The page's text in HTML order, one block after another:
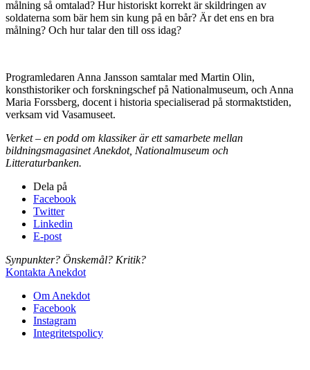
målning så omtalad? Hur historiskt korrekt är skildringen av
soldaterna som bär hem sin kung på en bår? Är det ens en bra
målning? Och hur talar den till oss idag?
Programledaren Anna Jansson samtalar med Martin Olin,
konsthistoriker och forskningschef på Nationalmuseum, och Anna
Maria Forssberg, docent i historia specialiserad på stormaktstiden,
verksam vid Vasamuseet.
Verket – en podd om klassiker är ett samarbete mellan
bildningsmagasinet Anekdot, Nationalmuseum och
Litteraturbanken.
Dela på
Facebook
Twitter
Linkedin
E-post
Synpunkter? Önskemål? Kritik?
Kontakta Anekdot
Om Anekdot
Facebook
Instagram
Integritetspolicy